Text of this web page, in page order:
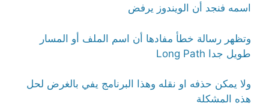
اسمه فنجد أن الويندوز يرفض
وتظهر رسالة خطأ مفادها أن اسم الملف أو المسار
طويل جدا Long Path
ولا يمكن حذفه او نقله وهذا البرنامج يفي بالغرض لحل
هذه المشكلة